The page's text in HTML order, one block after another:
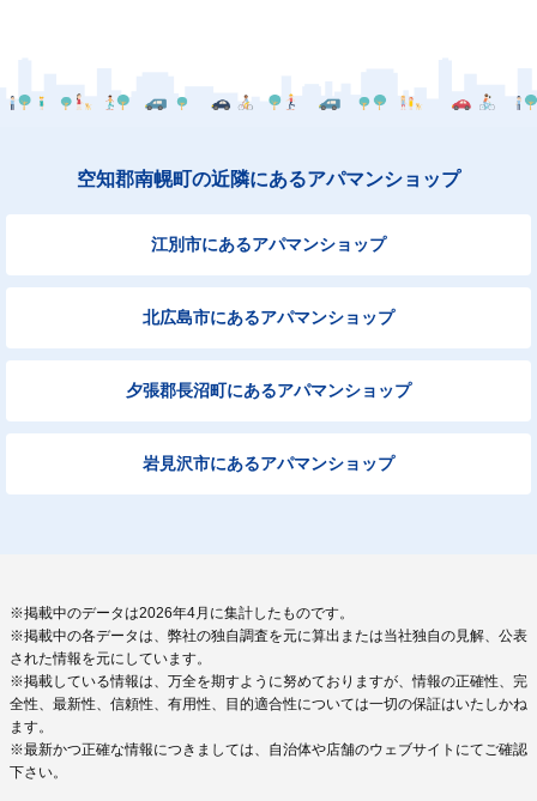
空知郡南幌町の近隣にあるアパマンショップ
江別市にあるアパマンショップ
北広島市にあるアパマンショップ
夕張郡長沼町にあるアパマンショップ
岩見沢市にあるアパマンショップ
※掲載中のデータは2026年4月に集計したものです。
※掲載中の各データは、弊社の独自調査を元に算出または当社独自の見解、公表
された情報を元にしています。
※掲載している情報は、万全を期すように努めておりますが、情報の正確性、完
全性、最新性、信頼性、有用性、目的適合性については一切の保証はいたしかね
ます。
※最新かつ正確な情報につきましては、自治体や店舗のウェブサイトにてご確認
下さい。